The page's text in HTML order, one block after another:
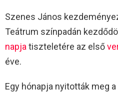
Szenes János
Teátrum színpadán
napja tiszteletére az első
éve.
Egy hónapja nyitották meg a